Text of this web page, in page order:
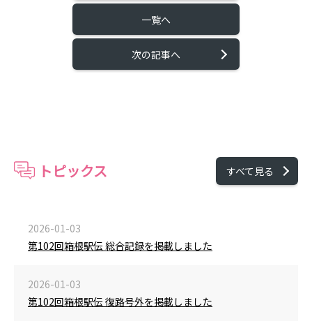
一覧へ
次の記事へ
トピックス すべて見る
2026-01-03
第102回箱根駅伝 総合記録を掲載しました
2026-01-03
第102回箱根駅伝 復路号外を掲載しました